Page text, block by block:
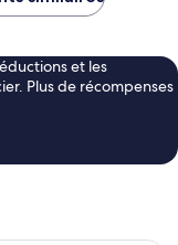
et les
Plus de récompenses